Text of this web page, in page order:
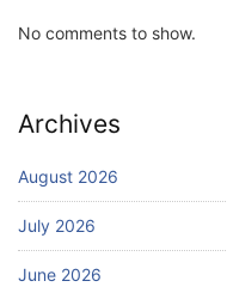
No comments to show.
Archives
August 2026
July 2026
June 2026